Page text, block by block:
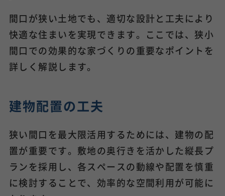
間口が狭い土地でも、適切な設計と工夫により
快適な住まいを実現できます。ここでは、狭小
間口での効果的な家づくりの重要なポイントを
詳しく解説します。
建物配置の工夫
狭い間口を最大限活用するためには、建物の配
置が重要です。敷地の奥行きを活かした縦長プ
ランを採用し、各スペースの動線や配置を慎重
に検討することで、効率的な空間利用が可能に